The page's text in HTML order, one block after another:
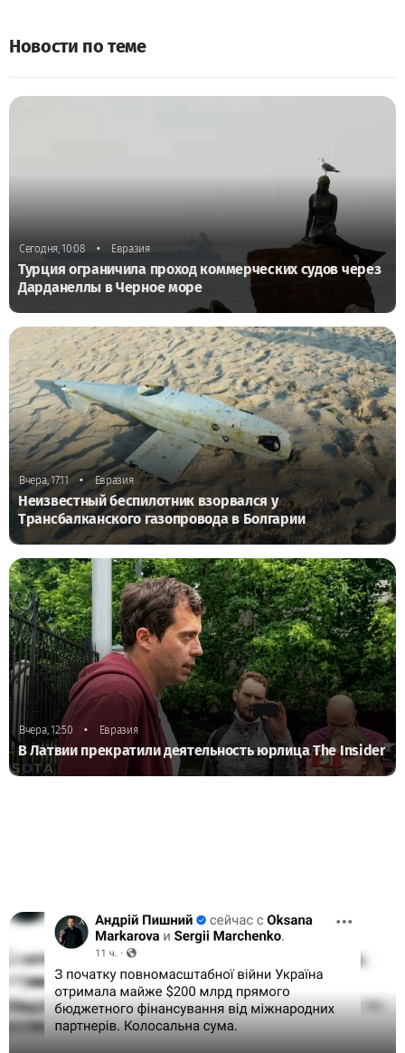
Новости по теме
Сегодня, 10:08 • Евразия
Турция ограничила проход коммерческих судов через
Дарданеллы в Черное море
Вчера, 17:11 • Евразия
Неизвестный беспилотник взорвался у
Трансбалканского газопровода в Болгарии
Вчера, 12:50 • Евразия
В Латвии прекратили деятельность юрлица The Insider